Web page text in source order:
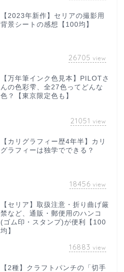
【2023年新作】セリアの撮影用
背景シートの感想【100均】
26705 view
【万年筆インク色見本】PILOTさ
んの色彩雫、全27色ってどんな
色？【東京限定色も】
21051 view
【カリグラフィー歴4年半】カリ
グラフィーは独学でできる？
18456 view
【セリア】取扱注意・折り曲げ厳
禁など、通販・郵便用のハンコ
(ゴム印・スタンプ)が便利【100
均】
16883 view
【2種】クラフトパンチの「切手